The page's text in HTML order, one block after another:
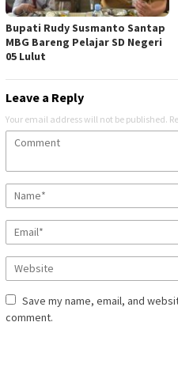
Bupati Rudy Susmanto Santap
MBG Bareng Pelajar SD Negeri
05 Lulut
Leave a Reply
Your email address will not be published.
Save my name, email, and
comment.